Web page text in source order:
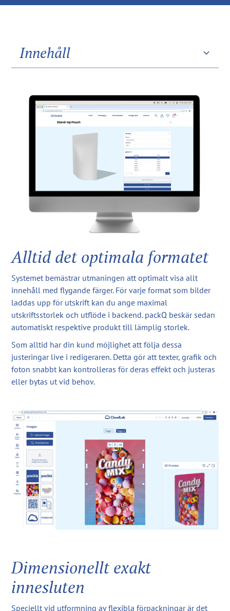
Innehåll
Alltid det optimala formatet
Systemet bemästrar utmaningen att optimalt visa allt
innehåll med flygande färger. För varje format som bilder
laddas upp för utskrift kan du ange maximal
utskriftsstorlek och utflöde i backend. packQ beskär sedan
automatiskt respektive produkt till lämplig storlek.
Som alltid har din kund möjlighet att följa dessa
justeringar live i redigeraren. Detta gör att texter, grafik och
foton snabbt kan kontrolleras för deras effekt och justeras
eller bytas ut vid behov.
Dimensionellt exakt
innesluten
Speciellt vid utformning av flexibla förpackningar är det